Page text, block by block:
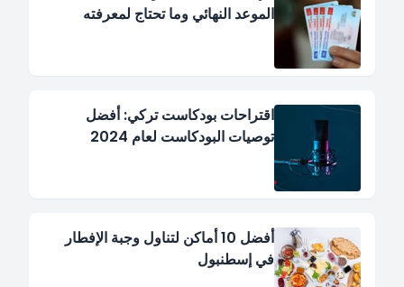
الموعد النهائي وما تحتاج لمعرفته
اقتراحات بودكاست تركي: أفضل
توصيات البودكاست لعام 2024
أفضل 10 أماكن لتناول وجبة الإفطار
في إسطنبول